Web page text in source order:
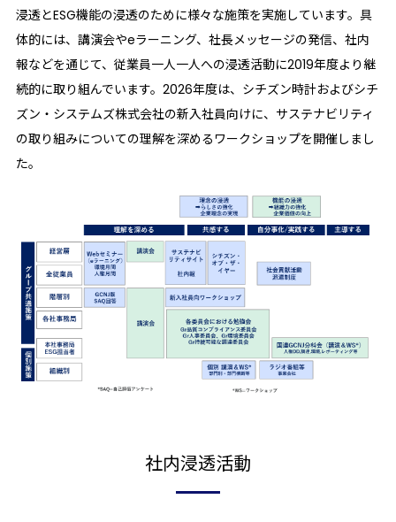
浸透とESG機能の浸透のために様々な施策を実施しています。具
体的には、講演会やeラーニング、社長メッセージの発信、社内
報などを通じて、従業員一人一人への浸透活動に2019年度より継
続的に取り組んでいます。2026年度は、シチズン時計およびシチ
ズン・システムズ株式会社の新入社員向けに、サステナビリティ
の取り組みについての理解を深めるワークショップを開催しまし
た。
社内浸透活動